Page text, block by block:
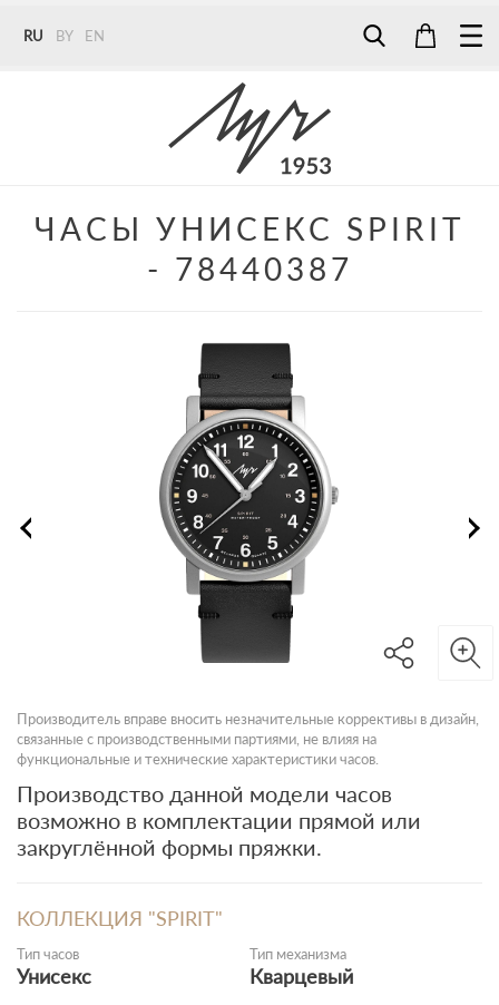
RU BY EN
+375 (29) 272 51 56
ЧАСЫ УНИСЕКС SPIRIT
- 78440387
Производитель вправе вносить незначительные коррективы в дизайн,
связанные с производственными партиями, не влияя на
функциональные и технические характеристики часов.
Производство данной модели часов
возможно в комплектации прямой или
закруглённой формы пряжки.
КОЛЛЕКЦИЯ "SPIRIT"
Тип часов
Унисекс
Тип механизма
Кварцевый